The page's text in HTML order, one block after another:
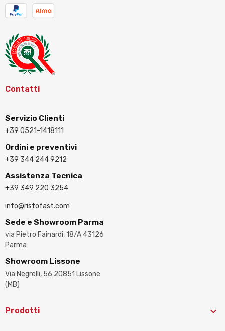
Contatti
Servizio Clienti
+39 0521-1418111
Ordini e preventivi
+39 344 244 9212
Assistenza Tecnica
+39 349 220 3254
info@ristofast.com
Sede e Showroom Parma
via Pietro Fainardi, 18/A 43126
Parma
Showroom Lissone
Via Negrelli, 56 20851 Lissone
(MB)
Prodotti 